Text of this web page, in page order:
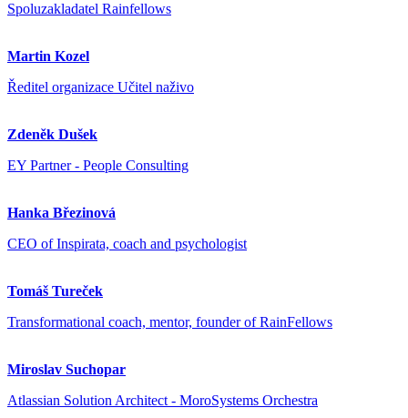
Spoluzakladatel Rainfellows
Martin Kozel
Ředitel organizace Učitel naživo
Zdeněk Dušek
EY Partner - People Consulting
Hanka Březinová
CEO of Inspirata, coach and psychologist
Tomáš Tureček
Transformational coach, mentor, founder of RainFellows
Miroslav Suchopar
Atlassian Solution Architect - MoroSystems Orchestra